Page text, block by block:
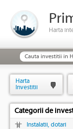
Harta
Harta
Investitii
Categorii de
Instalatii, dotari